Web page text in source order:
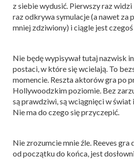
z siebie wydusić. Pierwszy raz
raz odkrywa symulacje (a nawet za
mniej zdziwiony) i ciągle jest czegoś
Nie będę wypisywał tutaj nazwisk
postaci, w które się wcielają. To
momencie. Reszta aktorów gra po
Hollywoodzkim poziomie. Bez
są prawdziwi, są wciągnięci w świat
Nie ma do czego się przyczepić.
Nie zrozumcie mnie źle. Reeves gra
od początku do końca, jest